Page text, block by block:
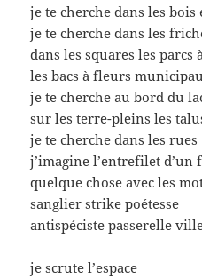
je te cherche dans les bois
je te cherche dans les
dans les squares les parcs
les bacs à fleurs
je te cherche au bord du
sur les terre-pleins les
je te cherche dans les rues
j’imagine l’entrefilet d’un
quelque chose avec les
sanglier strike poétesse
antispéciste passerelle
je scrute l’espace